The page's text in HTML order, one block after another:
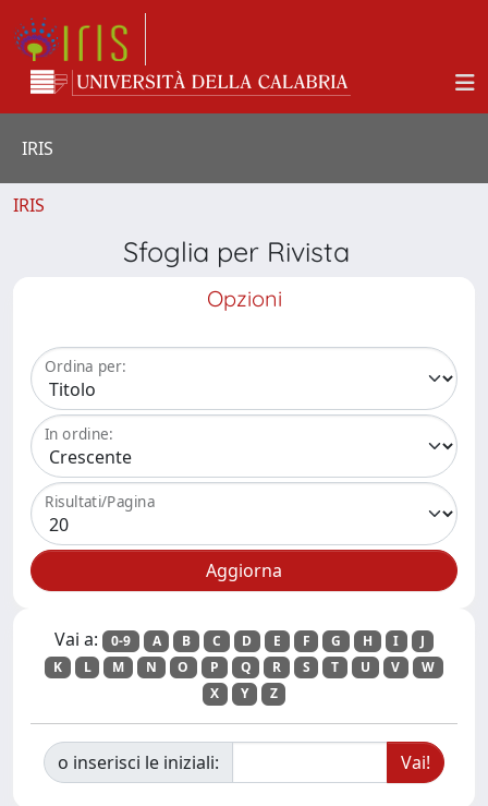
IRIS
IRIS
Sfoglia per Rivista
Opzioni
Ordina per:
In ordine:
Risultati/Pagina
Vai a: 0-9 A B C D E F G H I
J
K
L M N O P Q R S T U V
W
X
Y Z
o inserisci le iniziali: